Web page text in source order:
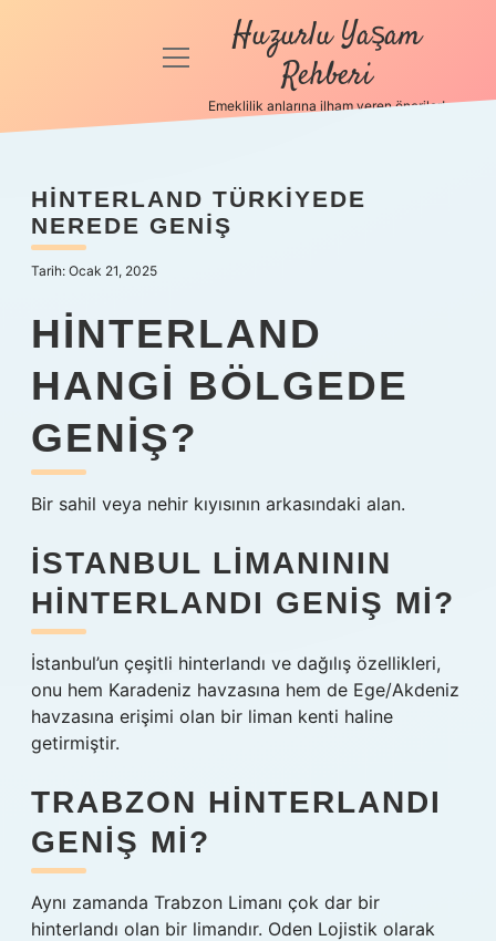
Anasayfa
Politikası
Yasal Uyarı
menüyü
Huzurlu Yaşam
Rehberi
Emeklilik anlarına ilham veren öneriler!
HINTERLAND TÜRKIYEDE
NEREDE GENIŞ
Tarih: Ocak 21, 2025
HINTERLAND
HANGI BÖLGEDE
GENIŞ?
Bir sahil veya nehir kıyısının arkasındaki alan.
İSTANBUL LIMANININ
HINTERLANDI GENIŞ MI?
İstanbul’un çeşitli hinterlandı ve dağılış özellikleri,
onu hem Karadeniz havzasına hem de Ege/Akdeniz
havzasına erişimi olan bir liman kenti haline
getirmiştir.
TRABZON HINTERLANDI
GENIŞ MI?
Aynı zamanda Trabzon Limanı çok dar bir
hinterlandı olan bir limandır. Oden Lojistik olarak